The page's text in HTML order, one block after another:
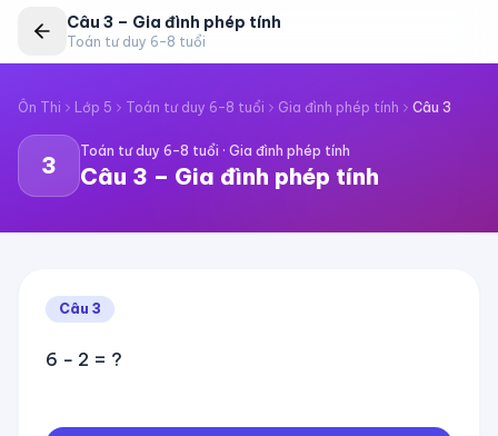
Câu 3 – Gia đình phép tính
Toán tư duy 6–8 tuổi
Ôn Thi Lớp 5 Toán tư duy 6–8 tuổi Gia đình phép tính Câu 3
3
Toán tư duy 6–8 tuổi · Gia đình phép tính
Câu 3 – Gia đình phép tính
Câu 3
6 − 2 = ?